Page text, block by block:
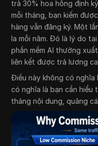
trả 30% hoa hồng định
mỗi tháng, bạn kiếm
hàng vẫn đăng ký. Một
la mỗi năm. Đó là lý do
phần mềm AI thường
liên kết được trả lương
Điều này không có nghĩa
có nghĩa là bạn cần hiểu
tháng nội dung, quảng